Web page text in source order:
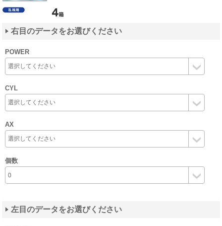
右目のデータをお選びください
POWER
CYL
AX
個数
左目のデータをお選びください